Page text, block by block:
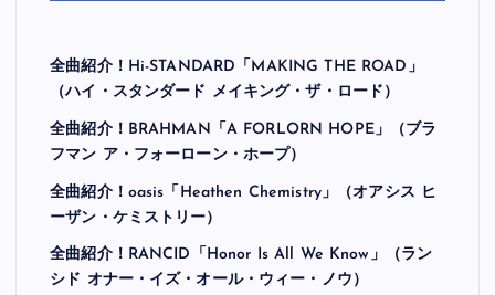
全曲紹介！Hi-STANDARD「MAKING THE ROAD」
（ハイ・スタンダード メイキング・ザ・ロード）
全曲紹介！BRAHMAN「A FORLORN HOPE」（ブラ
フマン ア・フォーローン・ホープ）
全曲紹介！oasis「Heathen Chemistry」（オアシス ヒ
ーザン・ケミストリー）
全曲紹介！RANCID「Honor Is All We Know」（ラン
シド オナー・イズ・オール・ウィー・ノウ）